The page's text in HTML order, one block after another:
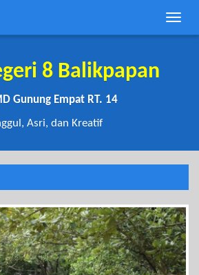
Toggle
8 Balikpapan
Gunung Empat RT. 14
Asri, dan Kreatif